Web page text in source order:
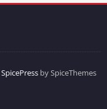
SpicePressby SpiceThemes